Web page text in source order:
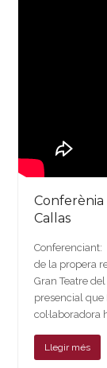
Conferènia
Callas
Conferenciant:
de la propera
Gran Teatre
presencial que
col·laboradora
Llegir més